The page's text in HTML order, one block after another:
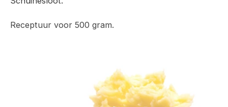
Receptuur voor 500 gram.